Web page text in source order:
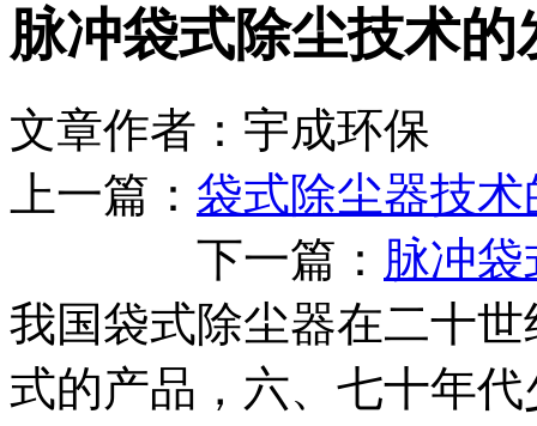
脉冲袋式除尘技术
文章作者：宇成环保
上一篇： 袋式除尘器技
下一篇： 脉冲
我国袋式除尘器在二十
式的产品，六、七十年